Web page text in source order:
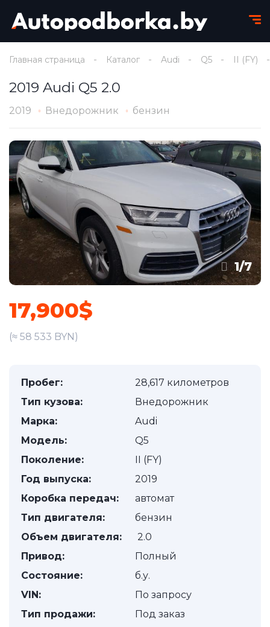
Главная страница Каталог Audi Q5 II (FY)
2019 Audi Q5 2.0
2019 Внедорожник бензин
1/7
17,900$
(≈ 58 533 BYN)
Пробег:
28,617 километров
Тип кузова:
Внедорожник
Марка:
Audi
Модель:
Q5
Поколение:
II (FY)
Год выпуска:
2019
Коробка передач:
автомат
Тип двигателя:
бензин
Объем двигателя:
2.0
Привод:
Полный
Состояние:
б.у.
VIN:
По запросу
Тип продажи:
Под заказ